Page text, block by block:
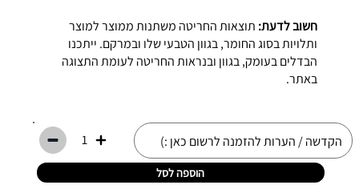
חשוב לדעת: תוצאות החריטה משתנות ממוצר למוצר
ותלויות בסוג החומר, בגוון הטבעי שלו ובמרקם. ייתכנו
הבדלים בעומק, בגוון ובנראות החריטה לעומת התצוגה
באתר.
1
הוספה לסל